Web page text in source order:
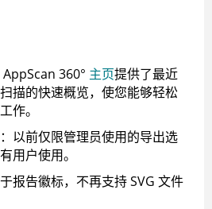
AppScan 360° 主页提供了最近
描的快速概览，使您能够轻松
作。
以前仅限管理员使用的导出选
用户使用。
报告徽标，不再支持 SVG 文件